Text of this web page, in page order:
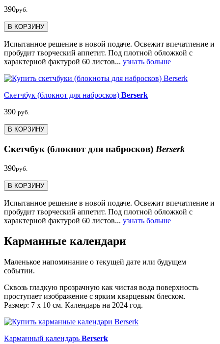
390руб.
В КОРЗИНУ
Испытанное решение в новой подаче. Освежит впечатление и
пробудит творческий аппетит. Под плотной обложкой с
характерной фактурой 60 листов... узнать больше
Скетчбук (блокнот для набросков) Berserk
390 руб.
В КОРЗИНУ
Скетчбук (блокнот для набросков) Berserk
390руб.
В КОРЗИНУ
Испытанное решение в новой подаче. Освежит впечатление и
пробудит творческий аппетит. Под плотной обложкой с
характерной фактурой 60 листов... узнать больше
Карманные календари
Маленькое напоминание о текущей дате или будущем
событии.
Сквозь гладкую прозрачную как чистая вода поверхность
проступает изображение с ярким кварцевым блеском.
Размер: 7 х 10 см. Календарь на 2024 год.
Карманный календарь Berserk